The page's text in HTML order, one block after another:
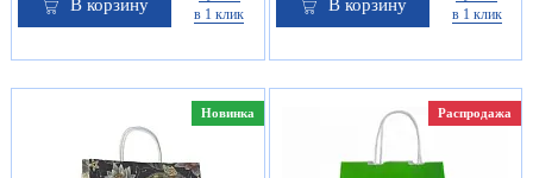
В корзину
в 1 клик
В корзину
в 1 клик
Новинка Распродажа